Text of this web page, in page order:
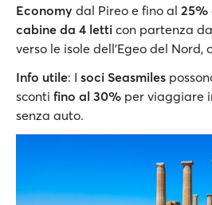
Economy dal Pireo e fino al 25%
cabine da 4 letti con partenza
verso le isole dell’Egeo del Nord,
Info utile: I soci Seasmiles
sconti fino al 30% per viaggiare
senza auto.